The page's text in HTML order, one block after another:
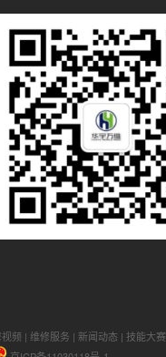
频 | 维修服务 | 新闻动态 | 技能大赛